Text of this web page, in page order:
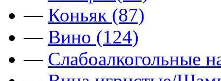
— Коньяк (87)
— Вино (124)
— Слабоалкогольные